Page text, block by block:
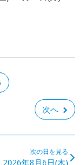
次へ
次の日を見る
2026年8月6日(木)